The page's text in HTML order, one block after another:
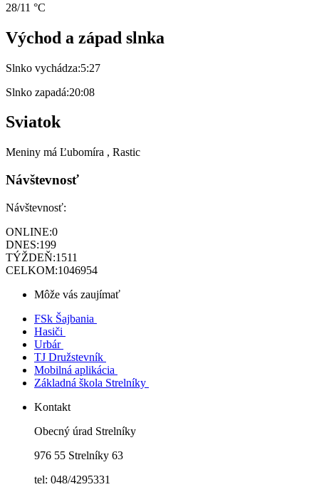
28/11 °C
Východ a západ slnka
Slnko vychádza:5:27
Slnko zapadá:20:08
Sviatok
Meniny má Ľubomíra , Rastic
Návštevnosť
Návštevnosť:
ONLINE:0
DNES:199
TÝŽDEŇ:1511
CELKOM:1046954
Môže vás zaujímať
FSk Šajbania
Hasiči
Urbár
TJ Družstevník
Mobilná aplikácia
Základná škola Strelníky
Kontakt
Obecný úrad Strelníky
976 55 Strelníky 63
tel: 048/4295331